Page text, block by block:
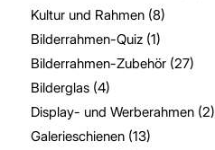
Kultur und Rahmen(8)
Bilderrahmen-Quiz(1)
Bilderrahmen-Zubehör(27)
Bilderglas(4)
Display- und Werberahmen(2)
Galerieschienen(13)